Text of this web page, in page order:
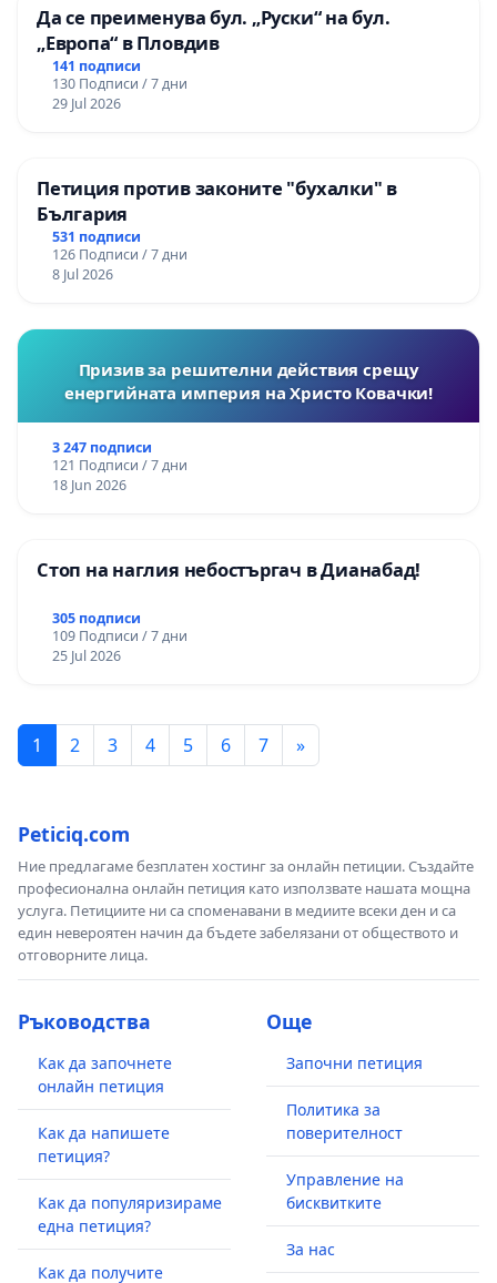
Да се преименува бул. „Руски“ на бул.
„Европа“ в Пловдив
141 подписи
130 Подписи / 7 дни
29 Jul 2026
Петиция против законите "бухалки" в
България
531 подписи
126 Подписи / 7 дни
8 Jul 2026
Призив за решителни действия срещу
енергийната империя на Христо Ковачки!
3 247 подписи
121 Подписи / 7 дни
18 Jun 2026
Стоп на наглия небостъргач в Дианабад!
305 подписи
109 Подписи / 7 дни
25 Jul 2026
1 2 3 4 5 6 7 »
Peticiq.com
Ние предлагаме безплатен хостинг за онлайн петиции. Създайте
професионална онлайн петиция като използвате нашата мощна
услуга. Петициите ни са споменавани в медиите всеки ден и са
един невероятен начин да бъдете забелязани от обществото и
отговорните лица.
Ръководства
Как да започнете
онлайн петиция
Как да напишете
петиция?
Как да популяризираме
една петиция?
Как да получите
Още
Започни петиция
Политика за
поверителност
Управление на
бисквитките
За нас